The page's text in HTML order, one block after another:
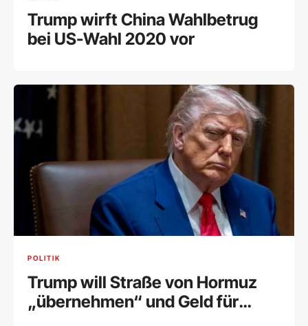
Trump wirft China Wahlbetrug
bei US-Wahl 2020 vor
POLITIK
Trump will Straße von Hormuz
„übernehmen“ und Geld für